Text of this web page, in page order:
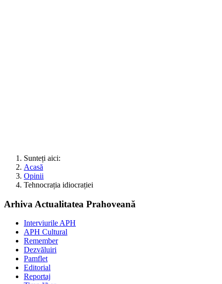
Sunteți aici:
Acasă
Opinii
Tehnocrația idiocrației
Arhiva Actualitatea Prahoveană
Interviurile APH
APH Cultural
Remember
Dezvăluiri
Pamflet
Editorial
Reportaj